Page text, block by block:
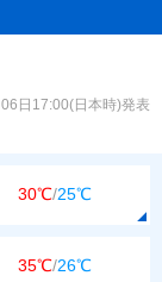
06日17:00(日本時)発表
30℃/25℃
35℃/26℃